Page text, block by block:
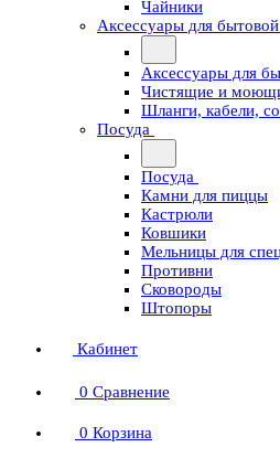
Чайники
Аксессуары для
Аксессуары для
Чистящие и
Шланги, кабели,
Посуда
Посуда
Камни для пиццы
Кастрюли
Ковшики
Мельницы для
Противни
Сковороды
Штопоры
Кабинет
0 Сравнение
0 Корзина